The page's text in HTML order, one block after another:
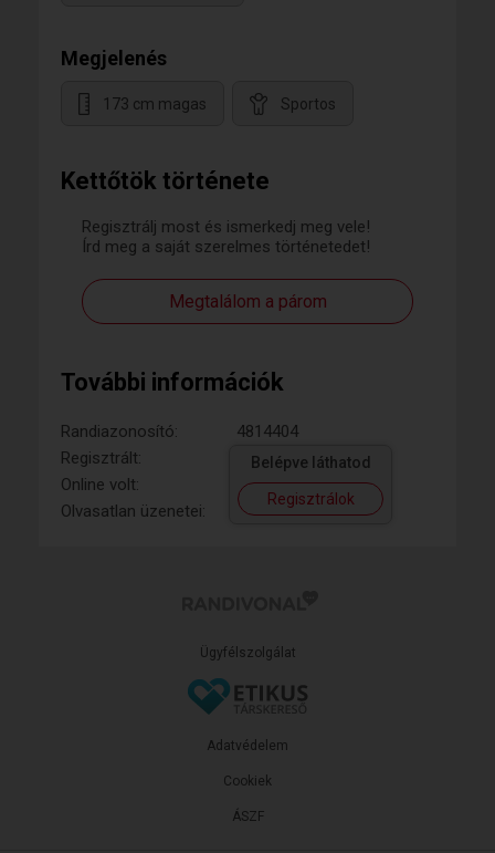
Kettőtök története
Regisztrálj most és ismerkedj meg vele!
Írd meg a saját szerelmes történetedet!
Megtalálom a párom
További információk
Randiazonosító:
4814404
Regisztrált:
Online volt:
Olvasatlan üzenetei:
Belépve láthatod
Regisztrálok
Megjelenés
173 cm magas Sportos
Ügyfélszolgálat
ÁSZF
Adatvédelem
Cookiek